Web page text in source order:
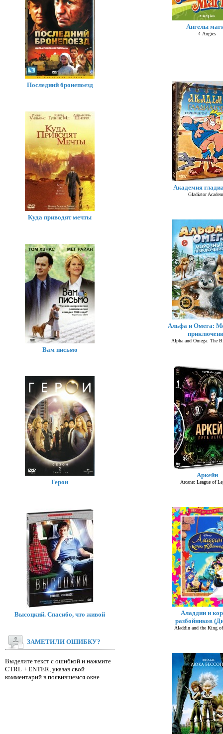
Ангелы
4 Angies
Академия
Gladiator
Альфа и Омега:
Alpha and Omega: The
Аркейн
Arcane: League of
Аладдин и
разбойников
Aladdin and the King
Последний бронепоезд
Куда приводят мечты
Вам письмо
Герои
Высоцкий. Спасибо, что живой
ЗАМЕТИЛИ ОШИБКУ?
Выделите текст с ошибкой и нажмите
CTRL + ENTER, указав свой
комментарий в появившемся окне